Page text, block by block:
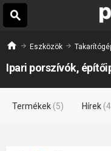
Eszközök
Ipari porszívók,
Termékek (5) Hírek